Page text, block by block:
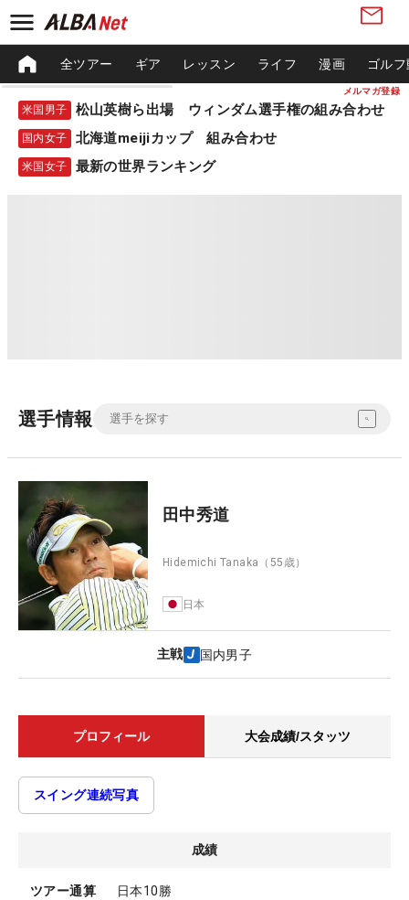
メルマガ登録
全ツアー ギア レッスン ライフ 漫画 ゴル
米国男子 松山英樹ら出場 ウィンダム選手権の組み合わせ
国内女子 北海道meijiカップ 組み合わせ
米国女子 最新の世界ランキング
選手情報
田中秀道
Hidemichi Tanaka （55歳）
日本
主戦 国内男子
プロフィール 大会成績/スタッツ
スイング連続写真
成績
ツアー通算 日本10勝